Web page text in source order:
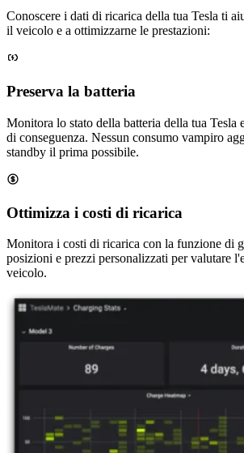
Conoscere i dati di ricarica della tua Tesla ti
il veicolo e a ottimizzarne le prestazioni:
Preserva la batteria
Monitora lo stato della batteria della tua Tesla
di conseguenza. Nessun consumo vampiro
standby il prima possibile.
Ottimizza i costi di ricarica
Monitora i costi di ricarica con la funzione di
posizioni e prezzi personalizzati per valutare
veicolo.